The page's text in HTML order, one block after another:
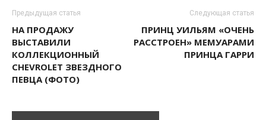
Предыдущая статья
НА ПРОДАЖУ
ВЫСТАВИЛИ
КОЛЛЕКЦИОННЫЙ
CHEVROLET ЗВЕЗДНОГО
ПЕВЦА (ФОТО)
Следующая статья
ПРИНЦ УИЛЬЯМ «ОЧЕНЬ
РАССТРОЕН» МЕМУАРАМИ
ПРИНЦА ГАРРИ